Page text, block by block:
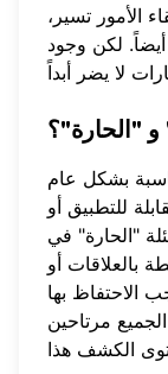
الأمور تسير،
لكن وجود
و "الحارة"؟
بشكل عام
للتطبيق أو
"الحارة" في
بالعلاقات أو
الاحتفاظ بها
مرتاحين